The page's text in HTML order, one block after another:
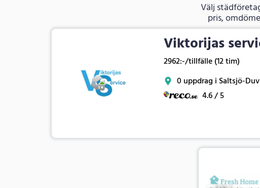
Välj
pris,
Viktorijas
2962:-/tillfälle (12 tim)
0 uppdrag i Saltsjö-
4.6 / 5